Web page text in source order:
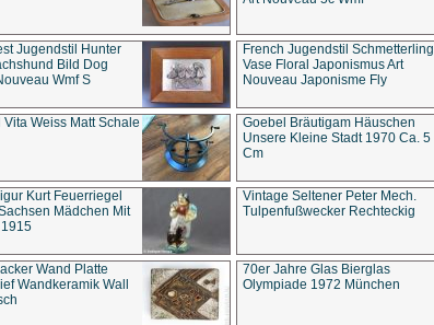
Jugendstil Hunter
Bild Dog
Wmf S
French Jugendstil Schmetterling
Vase Floral Japonismus Art
Nouveau Japonisme Fly
Vita Weiss Matt Schale
Goebel Bräutigam Häuschen
Unsere Kleine Stadt 1970 Ca. 5
Cm
Kurt Feuerriegel
Mädchen Mit
Vintage Seltener Peter Mech.
Tulpenfußwecker Rechteckig
Wand Platte
Wandkeramik Wall
70er Jahre Glas Bierglas
Olympiade 1972 München